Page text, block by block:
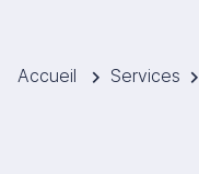
Accueil Services